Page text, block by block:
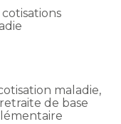
maladie,
de base